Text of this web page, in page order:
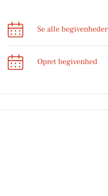
Se alle begivenheder
Opret begivenhed